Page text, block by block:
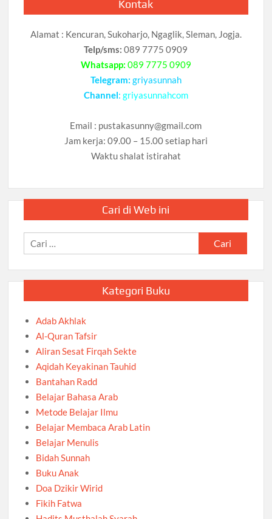
Kontak
Alamat : Kencuran, Sukoharjo, Ngaglik, Sleman, Jogja.
Telp/sms: 089 7775 0909
Whatsapp: 089 7775 0909
Telegram: griyasunnah
Channel: griyasunnahcom
Email : pustakasunny@gmail.com
Jam kerja: 09.00 – 15.00 setiap hari
Waktu shalat istirahat
Cari di Web ini
Cari
untuk:
Kategori Buku
Adab Akhlak
Al-Quran Tafsir
Aliran Sesat Firqah Sekte
Aqidah Keyakinan Tauhid
Bantahan Radd
Belajar Bahasa Arab
Metode Belajar Ilmu
Belajar Membaca Arab Latin
Belajar Menulis
Bidah Sunnah
Buku Anak
Doa Dzikir Wirid
Fikih Fatwa